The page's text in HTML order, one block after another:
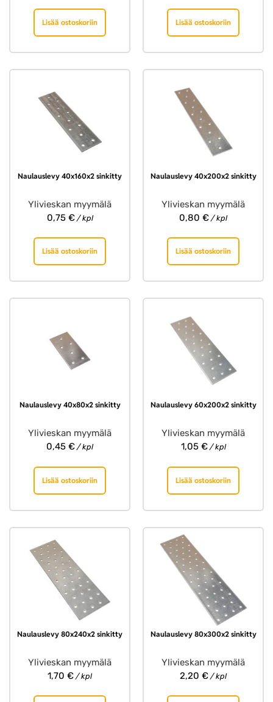
Lisää ostoskoriin Lisää ostoskoriin
Naulauslevy 40x160x2 sinkitty
Ylivieskan myymälä
0,75 €/ kpl
Lisää ostoskoriin
Naulauslevy 40x200x2 sinkitty
Ylivieskan myymälä
0,80 € / kpl
Lisää ostoskoriin
Naulauslevy 40x80x2 sinkitty
Ylivieskan myymälä
0,45 € / kpl
Lisää ostoskoriin
Naulauslevy 60x200x2 sinkitty
Ylivieskan myymälä
1,05 €/ kpl
Lisää ostoskoriin
Naulauslevy 80x240x2 sinkitty
Ylivieskan myymälä
1,70 € / kpl
Naulauslevy 80x300x2 sinkitty
Ylivieskan myymälä
2,20 € / kpl